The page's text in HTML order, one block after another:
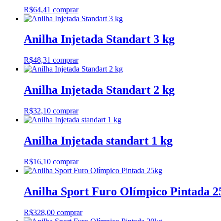
R$64,41 comprar
Anilha Injetada Standart 3 kg
R$48,31 comprar
Anilha Injetada Standart 2 kg
R$32,10 comprar
Anilha Injetada standart 1 kg
R$16,10 comprar
Anilha Sport Furo Olímpico Pintada
R$328,00 comprar